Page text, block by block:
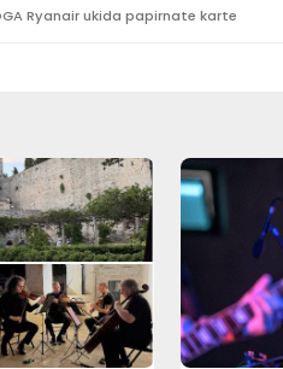
Ryanair ukida papirnate karte